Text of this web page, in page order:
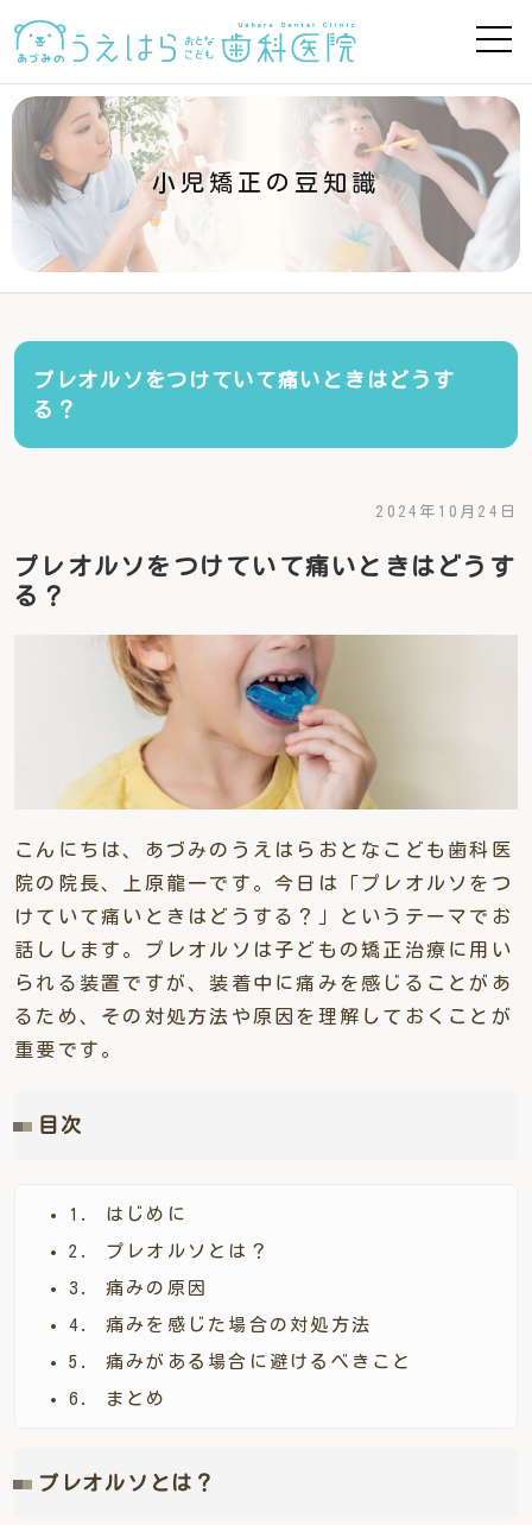
小児矯正の豆知識
プレオルソをつけていて痛いときはどうす
る？
2024年10月24日
プレオルソをつけていて痛いときはどうす
る？
こんにちは、あづみのうえはらおとなこども歯科医
院の院長、上原龍一です。今日は「プレオルソをつ
けていて痛いときはどうする？」というテーマでお
話しします。プレオルソは子どもの矯正治療に用い
られる装置ですが、装着中に痛みを感じることがあ
るため、その対処方法や原因を理解しておくことが
重要です。
目次
1. はじめに
2. プレオルソとは？
3. 痛みの原因
4. 痛みを感じた場合の対処方法
5. 痛みがある場合に避けるべきこと
6. まとめ
プレオルソとは？